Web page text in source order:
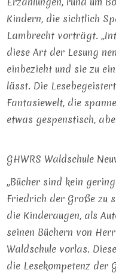
Kindern, die sichtlich
Lambrecht vorträgt.
diese Art der Lesung
einbezieht und sie zu
lässt. Die
Fantasiewelt, die
etwas gespenstisch,
GHWRS Waldschule
„Bücher sind kein
Friedrich der Große zu
die Kinderaugen, als
seinen Büchern von
Waldschule vorlas.
die Lesekompetenz der